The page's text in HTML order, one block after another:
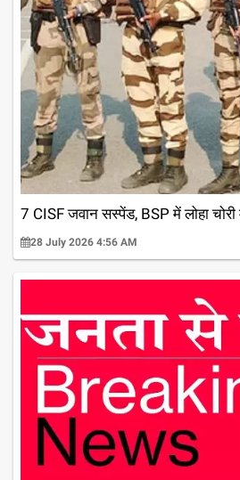
7 CISF जवान सस्पेंड, BSP में लोहा चोरी
28 July 2026 4:56 AM